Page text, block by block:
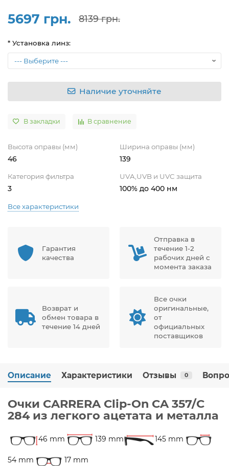
5697 грн. 8139 грн.
* Установка линз:
Наличие уточняйте
В закладки В сравнение
Высота оправы (мм)
46
Ширина оправы (мм)
139
Категория фильтра
3
UVA,UVB и UVC защита
100% до 400 нм
Все характеристики
Гарантия
качества
Отправка в
течение 1-2
рабочих дней с
момента заказа
Возврат и
обмен товара в
течение 14 дней
Все очки
оригинальные,
от
официальных
поставщиков
Описание Характеристики Отзывы 0
Очки CARRERA Clip-On CA 357/C
284 из легкого ацетата и металла
46 mm 139 mm 145 mm
54 mm 17 mm